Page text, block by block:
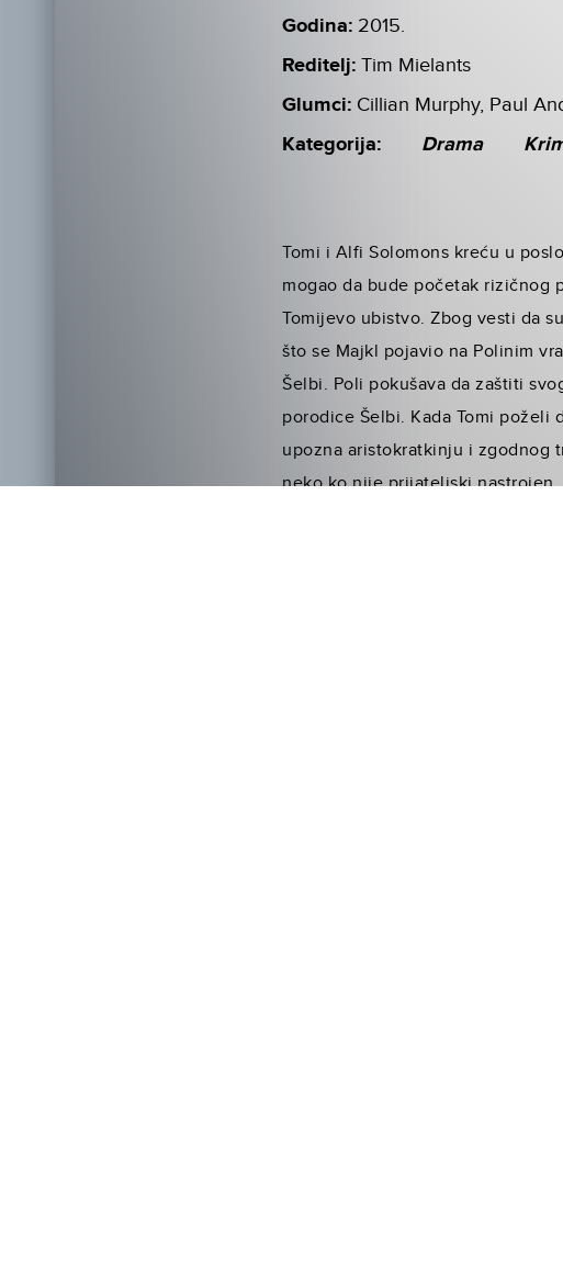
Godina: 2015.
Reditelj: Tim Mielants
Glumci: Cillian Murphy, Paul
Kategorija: Drama
Tomi i Alfi Solomons kreću u
mogao da bude početak rizičnog
Tomijevo ubistvo. Zbog vesti da
što se Majkl pojavio na Polinim
Šelbi. Poli pokušava da zaštiti
porodice Šelbi. Kada Tomi poželi
upozna aristokratkinju i zgodnog
neko ko nije prijateljski